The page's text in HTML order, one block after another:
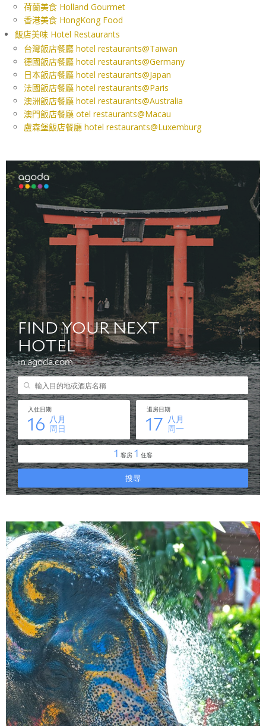
荷蘭美食 Holland Gourmet
香港美食 HongKong Food
飯店美味 Hotel Restaurants
台灣飯店餐廳 hotel restaurants@Taiwan
德國飯店餐廳 hotel restaurants@Germany
日本飯店餐廳 hotel restaurants@Japan
法國飯店餐廳 hotel restaurants@Paris
澳洲飯店餐廳 hotel restaurants@Australia
澳門飯店餐廳 otel restaurants@Macau
盧森堡飯店餐廳 hotel restaurants@Luxemburg